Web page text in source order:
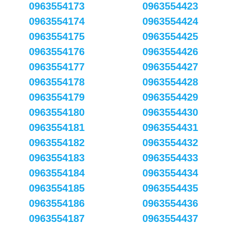
0963554173
0963554174
0963554175
0963554176
0963554177
0963554178
0963554179
0963554180
0963554181
0963554182
0963554183
0963554184
0963554185
0963554186
0963554187
0963554423
0963554424
0963554425
0963554426
0963554427
0963554428
0963554429
0963554430
0963554431
0963554432
0963554433
0963554434
0963554435
0963554436
0963554437